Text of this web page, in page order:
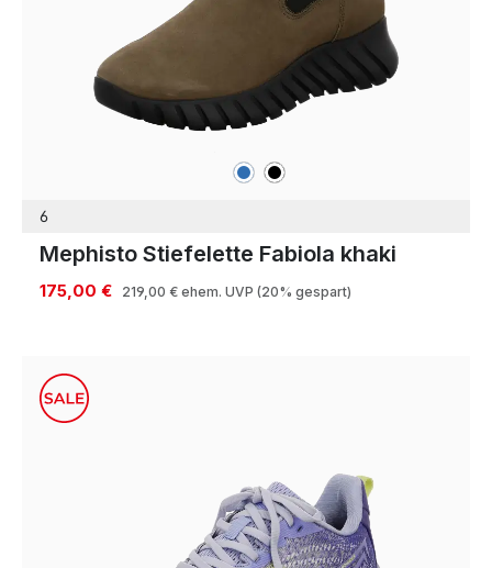
blau schwarz
6
Mephisto Stiefelette Fabiola khaki
175,00 € 219,00 € ehem. UVP (20% gespart)